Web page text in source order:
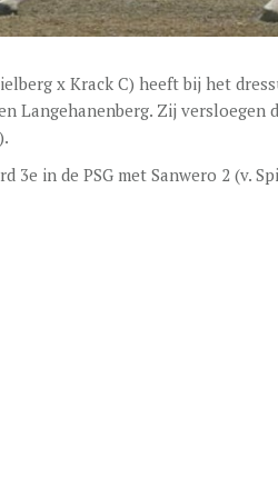
x Krack C) heeft bij het
Langehanenberg. Zij versloegen
3e in de PSG met Sanwero 2 (v.